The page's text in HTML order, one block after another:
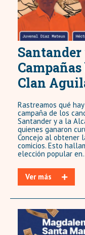
Clan
Rastreamos qué
campaña de los
Santander y a la
quienes ganaron
Concejo al obtener
comicios. Esto
elección popular
Ver más